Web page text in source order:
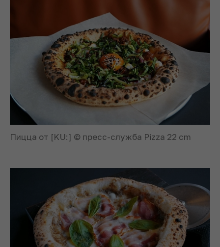
Пицца от [KU:] © пресс-служба Pizza 22 cm